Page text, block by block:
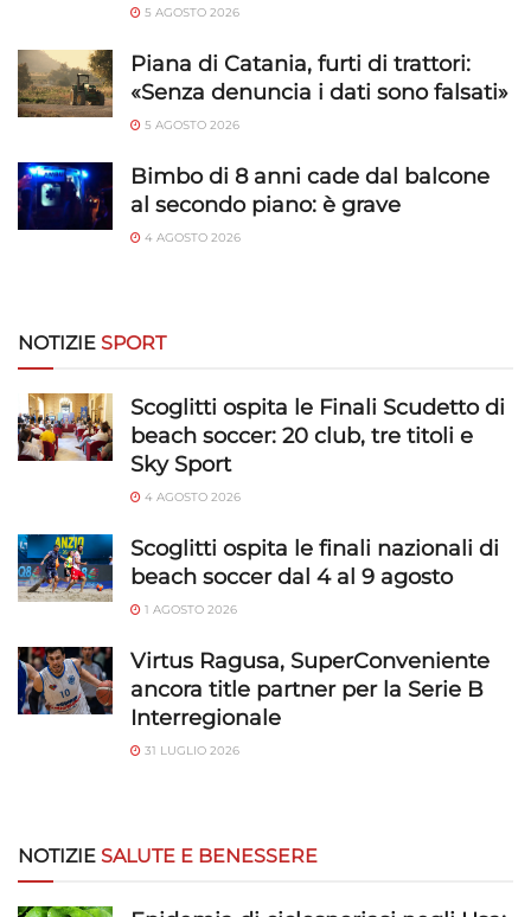
Identificare i dispositivi in base alle informazioni
trasmesse automaticamente.
Riconoscere i dispositivi in base a informazioni
richieste attivamente.
Salvare e comunicare le scelte sulla
5 AGOSTO 2026
Piana di Catania, furti di trattori:
«Senza denuncia i dati sono falsati»
5 AGOSTO 2026
Bimbo di 8 anni cade dal balcone
al secondo piano: è grave
4 AGOSTO 2026
NOTIZIE SPORT
Scoglitti ospita le Finali Scudetto di
beach soccer: 20 club, tre titoli e
Sky Sport
4 AGOSTO 2026
Scoglitti ospita le finali nazionali di
beach soccer dal 4 al 9 agosto
1 AGOSTO 2026
Virtus Ragusa, SuperConveniente
ancora title partner per la Serie B
Interregionale
31 LUGLIO 2026
NOTIZIE SALUTE E BENESSERE